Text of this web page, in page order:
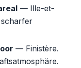
— Ille-et-
— Finistère.